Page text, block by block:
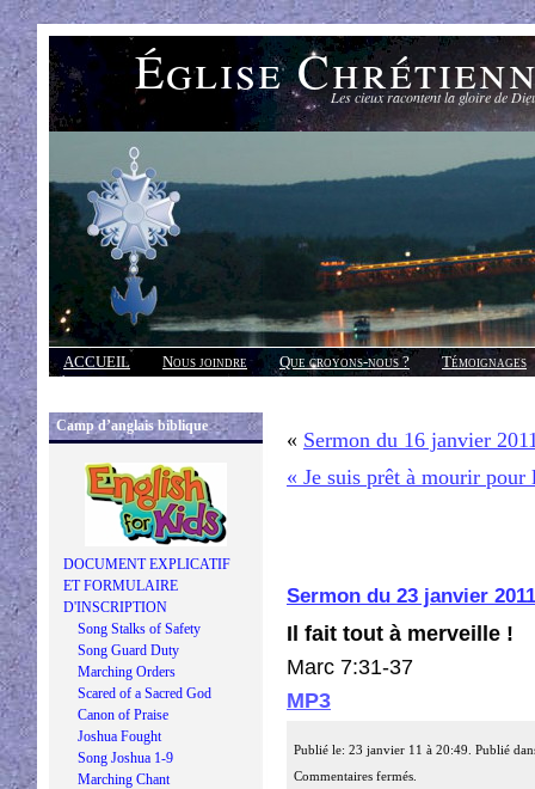
Église Les cieux racontent la gloire de
ACCUEIL Nous joindre Que croyons-nous ?
Témoignages
Réponses
Camp d’anglais biblique
DOCUMENT EXPLICATIF
ET FORMULAIRE
D'INSCRIPTION
Song Stalks of Safety
Song Guard Duty
Marching Orders
Scared of a Sacred God
Canon of Praise
Joshua Fought
Song Joshua 1-9
Marching Chant
« Sermon du 16 janvier
« Je suis prêt à mourir pour
Sermon du 23 janvier
Il fait tout à merveille !
Marc 7:31-37
MP3
Publié le: 23 janvier 11 à 20:49. Publié
Commentaires fermés.